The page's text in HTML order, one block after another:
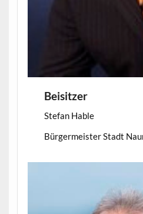
Beisitzer
Stefan Hable
Bürgermeister Stadt